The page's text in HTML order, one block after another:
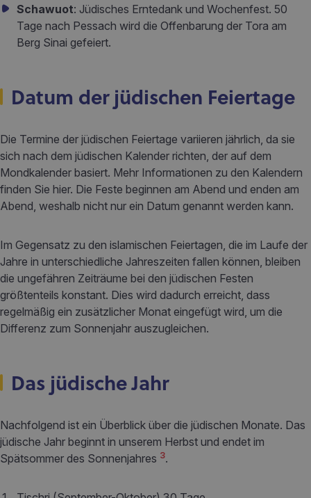
Schawuot: Jüdisches Erntedank und Wochenfest. 50
Tage nach Pessach wird die Offenbarung der Tora am
Berg Sinai gefeiert.
Datum der jüdischen Feiertage
Die Termine der jüdischen Feiertage variieren jährlich, da sie
sich nach dem jüdischen Kalender richten, der auf dem
Mondkalender basiert. Mehr Informationen zu den Kalendern
finden Sie hier. Die Feste beginnen am Abend und enden am
Abend, weshalb nicht nur ein Datum genannt werden kann.
Im Gegensatz zu den islamischen Feiertagen, die im Laufe der
Jahre in unterschiedliche Jahreszeiten fallen können, bleiben
die ungefähren Zeiträume bei den jüdischen Festen
größtenteils konstant. Dies wird dadurch erreicht, dass
regelmäßig ein zusätzlicher Monat eingefügt wird, um die
Differenz zum Sonnenjahr auszugleichen.
Das jüdische Jahr
Nachfolgend ist ein Überblick über die jüdischen Monate. Das
jüdische Jahr beginnt in unserem Herbst und endet im
Spätsommer des Sonnenjahres 3.